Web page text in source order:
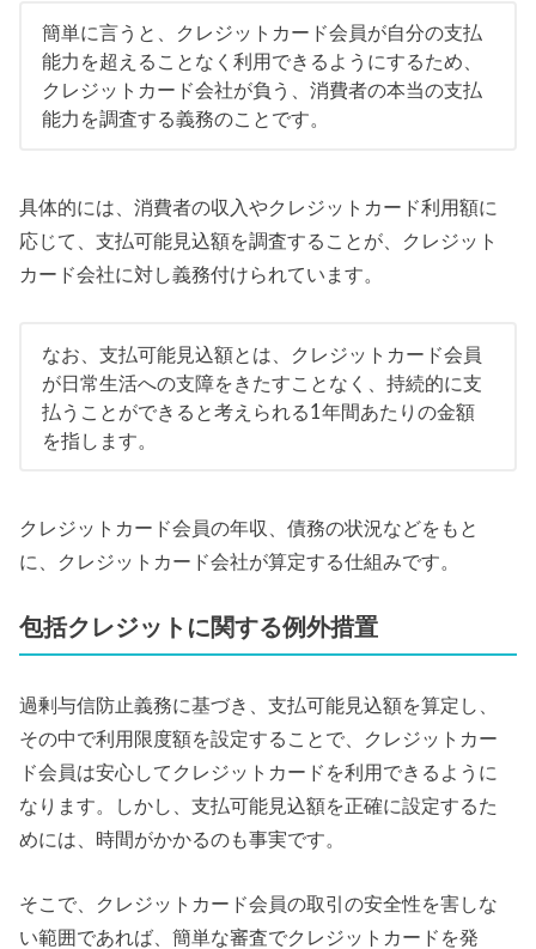
簡単に言うと、クレジットカード会員が自分の支払
能力を超えることなく利用できるようにするため、
クレジットカード会社が負う、消費者の本当の支払
能力を調査する義務のことです。
具体的には、消費者の収入やクレジットカード利用額に
応じて、支払可能見込額を調査することが、クレジット
カード会社に対し義務付けられています。
なお、支払可能見込額とは、クレジットカード会員
が日常生活への支障をきたすことなく、持続的に支
払うことができると考えられる1年間あたりの金額
を指します。
クレジットカード会員の年収、債務の状況などをもと
に、クレジットカード会社が算定する仕組みです。
包括クレジットに関する例外措置
過剰与信防止義務に基づき、支払可能見込額を算定し、
その中で利用限度額を設定することで、クレジットカー
ド会員は安心してクレジットカードを利用できるように
なります。しかし、支払可能見込額を正確に設定するた
めには、時間がかかるのも事実です。
そこで、クレジットカード会員の取引の安全性を害しな
い範囲であれば、簡単な審査でクレジットカードを発